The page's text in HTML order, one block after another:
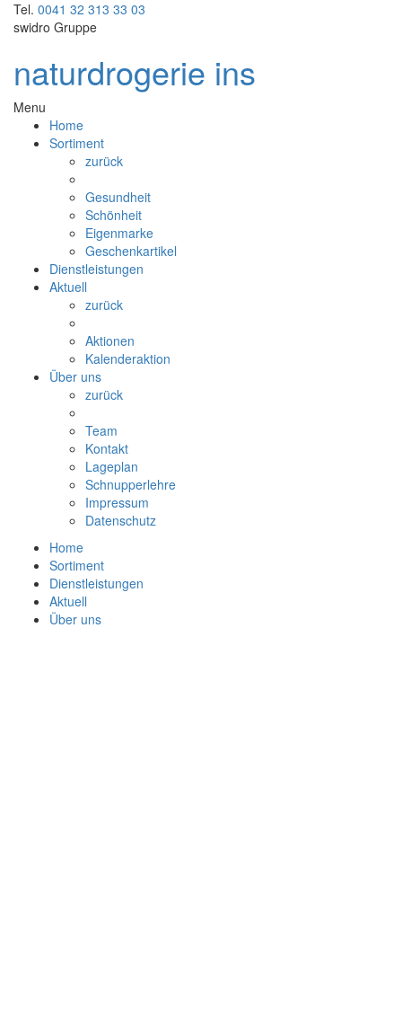
Tel. 0041 32 313 33 03
swidro Gruppe
naturdrogerie ins
Menu
Home
Sortiment
zurück
Gesundheit
Schönheit
Eigenmarke
Geschenkartikel
Dienstleistungen
Aktuell
zurück
Aktionen
Kalenderaktion
Über uns
zurück
Team
Kontakt
Lageplan
Schnupperlehre
Impressum
Datenschutz
Home
Sortiment
Dienstleistungen
Aktuell
Über uns